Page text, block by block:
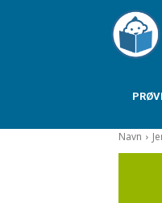
Navn